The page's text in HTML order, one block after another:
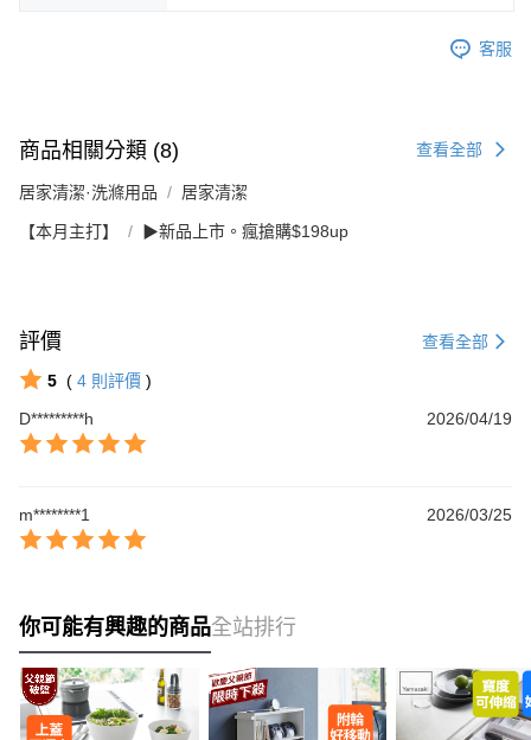
客服
商品相關分類 (8) 查看全部
居家清潔·洗滌用品 居家清潔
【本月主打】 ▶新品上市。瘋搶購$198up
評價 查看全部
5 ( 4 則評價 )
D*********h
2026/04/19
m********1 2026/03/25
你可能有興趣的商品全站排行